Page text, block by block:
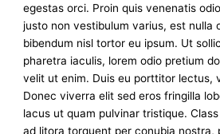
egestas orci. Proin quis venenatis
justo non vestibulum varius, est nulla
bibendum nisl tortor eu ipsum. Ut
pharetra iaculis, lorem odio pretium
velit ut enim. Duis eu porttitor lectus,
Donec viverra elit sed eros fringilla
lacus ut quam pulvinar tristique.
ad litora torquent per conubia nostra,